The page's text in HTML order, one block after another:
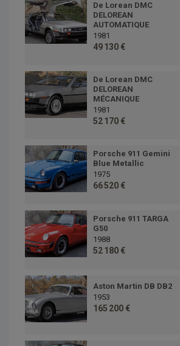
De Lorean DMC
DELOREAN
AUTOMATIQUE
1981
49 130 €
De Lorean DMC
DELOREAN
MÉCANIQUE
1981
52 170 €
Porsche 911 Gemini
Blue Metallic
1975
66 520 €
Porsche 911 TARGA
G50
1988
52 180 €
Aston Martin DB DB2
1953
165 200 €